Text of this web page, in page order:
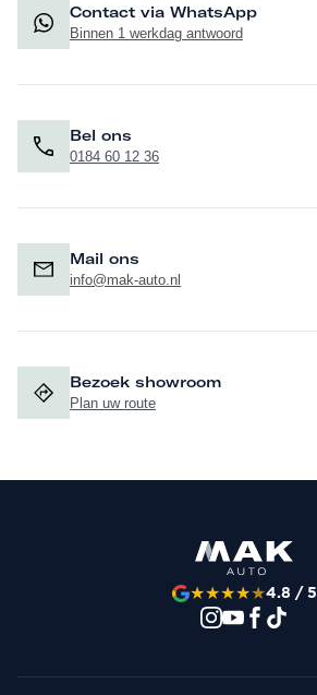
Contact via WhatsApp
Binnen 1 werkdag antwoord
Bel ons
0184 60 12 36
Mail ons
info@mak-auto.nl
Bezoek showroom
Plan uw route
★★★★★4.8 / 5